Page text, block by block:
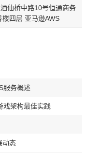
仙桥中路10号恒通商务
楼四层 亚马逊AWS
服务概述
戏架构最佳实践
动态